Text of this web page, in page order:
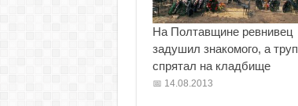
На Полтавщине ревнивец
задушил знакомого, а труп
спрятал на кладбище
14.08.2013